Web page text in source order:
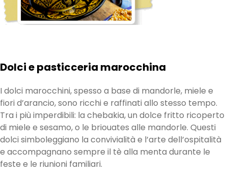
Dolci e pasticceria marocchina
I dolci marocchini, spesso a base di mandorle, miele e
fiori d’arancio, sono ricchi e raffinati allo stesso tempo.
Tra i più imperdibili: la chebakia, un dolce fritto ricoperto
di miele e sesamo, o le briouates alle mandorle. Questi
dolci simboleggiano la convivialità e l’arte dell’ospitalità
e accompagnano sempre il tè alla menta durante le
feste e le riunioni familiari.